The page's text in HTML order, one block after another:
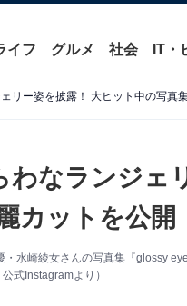
イフ グルメ 社会 IT・
リー姿を披露！ 大ヒット中の写真
わなランジェ
カットを公開
水崎綾女さんの写真集『glossy
式Instagramより）